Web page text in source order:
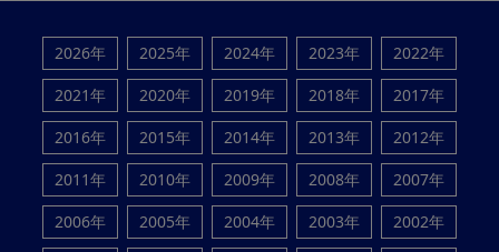
2026年 2025年 2024年 2023年
2022年
2021年
2020年 2019年 2018年
2017年
2016年
2015年 2014年 2013年
2012年
2011年
2010年 2009年 2008年
2007年
2006年
2005年 2004年 2003年
2002年